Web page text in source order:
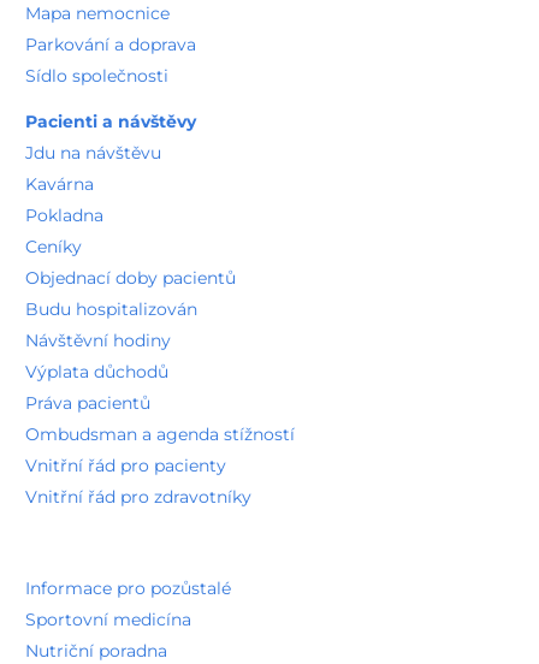
Mapa nemocnice
Parkování a doprava
Sídlo společnosti
Pacienti a návštěvy
Jdu na návštěvu
Kavárna
Pokladna
Ceníky
Objednací doby pacientů
Budu hospitalizován
Návštěvní hodiny
Výplata důchodů
Práva pacientů
Ombudsman a agenda stížností
Vnitřní řád pro pacienty
Vnitřní řád pro zdravotníky
Informace pro pozůstalé
Sportovní medicína
Nutriční poradna